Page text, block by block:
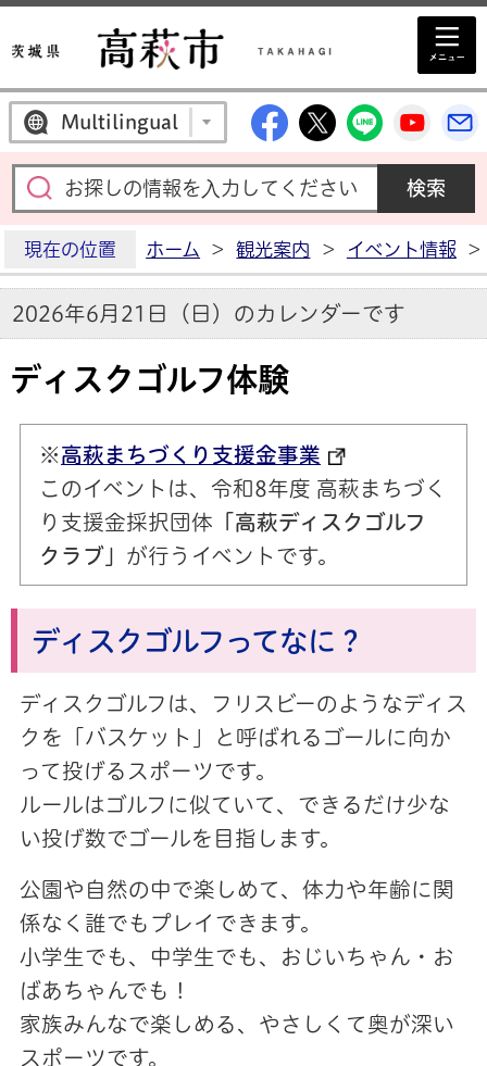
Multilingual 高萩市公式
高萩市公式X
高萩市
高
現在の位置 ホーム > 観光案内 > イベント情報 >
2026年6月21日（日）のカレンダーです
ディスクゴルフ体験
※高萩まちづくり支援金事業
このイベントは、令和8年度 高萩まちづく
り支援金採択団体 「高萩ディスクゴルフ
クラブ」 が行うイベントです。
ディスクゴルフってなに？
ディスクゴルフは、フリスビーのようなディス
クを「バスケット」と呼ばれるゴールに向か
って投げるスポーツです。
ルールはゴルフに似ていて、できるだけ少な
い投げ数でゴールを目指します。
公園や自然の中で楽しめて、体力や年齢に関
係なく誰でもプレイできます。
小学生でも、中学生でも、おじいちゃん・お
ばあちゃんでも！
家族みんなで楽しめる、やさしくて奥が深い
スポーツです。